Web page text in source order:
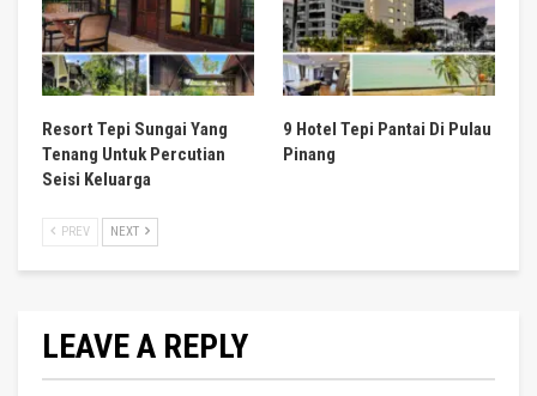
Resort Tepi Sungai Yang
Tenang Untuk Percutian
Seisi Keluarga
9 Hotel Tepi Pantai Di Pulau
Pinang
PREV NEXT
LEAVE A REPLY